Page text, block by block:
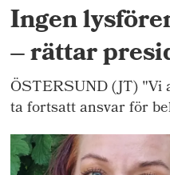
Ingen
– rättar
ÖSTERSUND (JT) "Vi
ta fortsatt ansvar för